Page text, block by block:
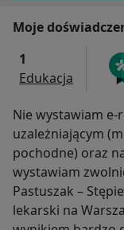
Moje
1
Edukacja
Nie wystawiam
uzależniającym
pochodne) oraz
wystawiam
Pastuszak –
lekarski na